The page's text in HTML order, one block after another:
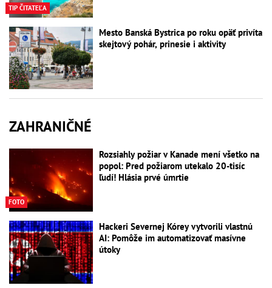
TIP ČITATEĽA
Mesto Banská Bystrica po roku opäť privíta
skejtový pohár, prinesie i aktivity
ZAHRANIČNÉ
FOTO
Rozsiahly požiar v Kanade mení všetko na
popol: Pred požiarom utekalo 20-tisíc
ľudí! Hlásia prvé úmrtie
Hackeri Severnej Kórey vytvorili vlastnú
AI: Pomôže im automatizovať masívne
útoky